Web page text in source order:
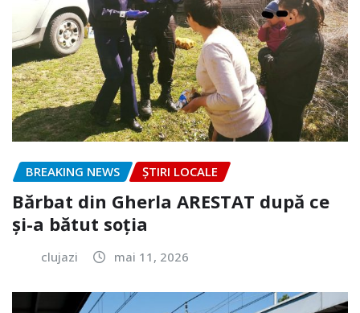
BREAKING NEWS ȘTIRI LOCALE
Bărbat din Gherla ARESTAT după ce
și-a bătut soția
clujazi mai 11, 2026